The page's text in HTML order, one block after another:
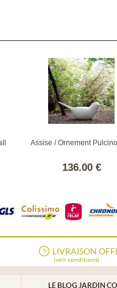
Assise / Ornement
136.00 €
LIVRAISON
(voir conditions)
LE BLOG JARDIN